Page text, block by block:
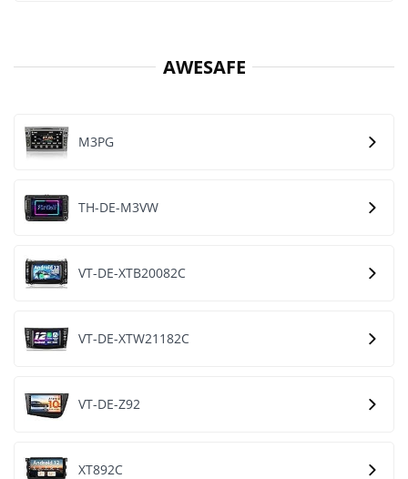
AWESAFE
M3PG
TH-DE-M3VW
VT-DE-XTB20082C
VT-DE-XTW21182C
VT-DE-Z92
XT892C